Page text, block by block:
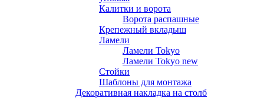
Калитки и ворота
Ворота распашные
Крепежный вкладыш
Ламели
Ламели Tokyo
Ламели Tokyo new
Стойки
Шаблоны для монтажа
Декоративная накладка на столб